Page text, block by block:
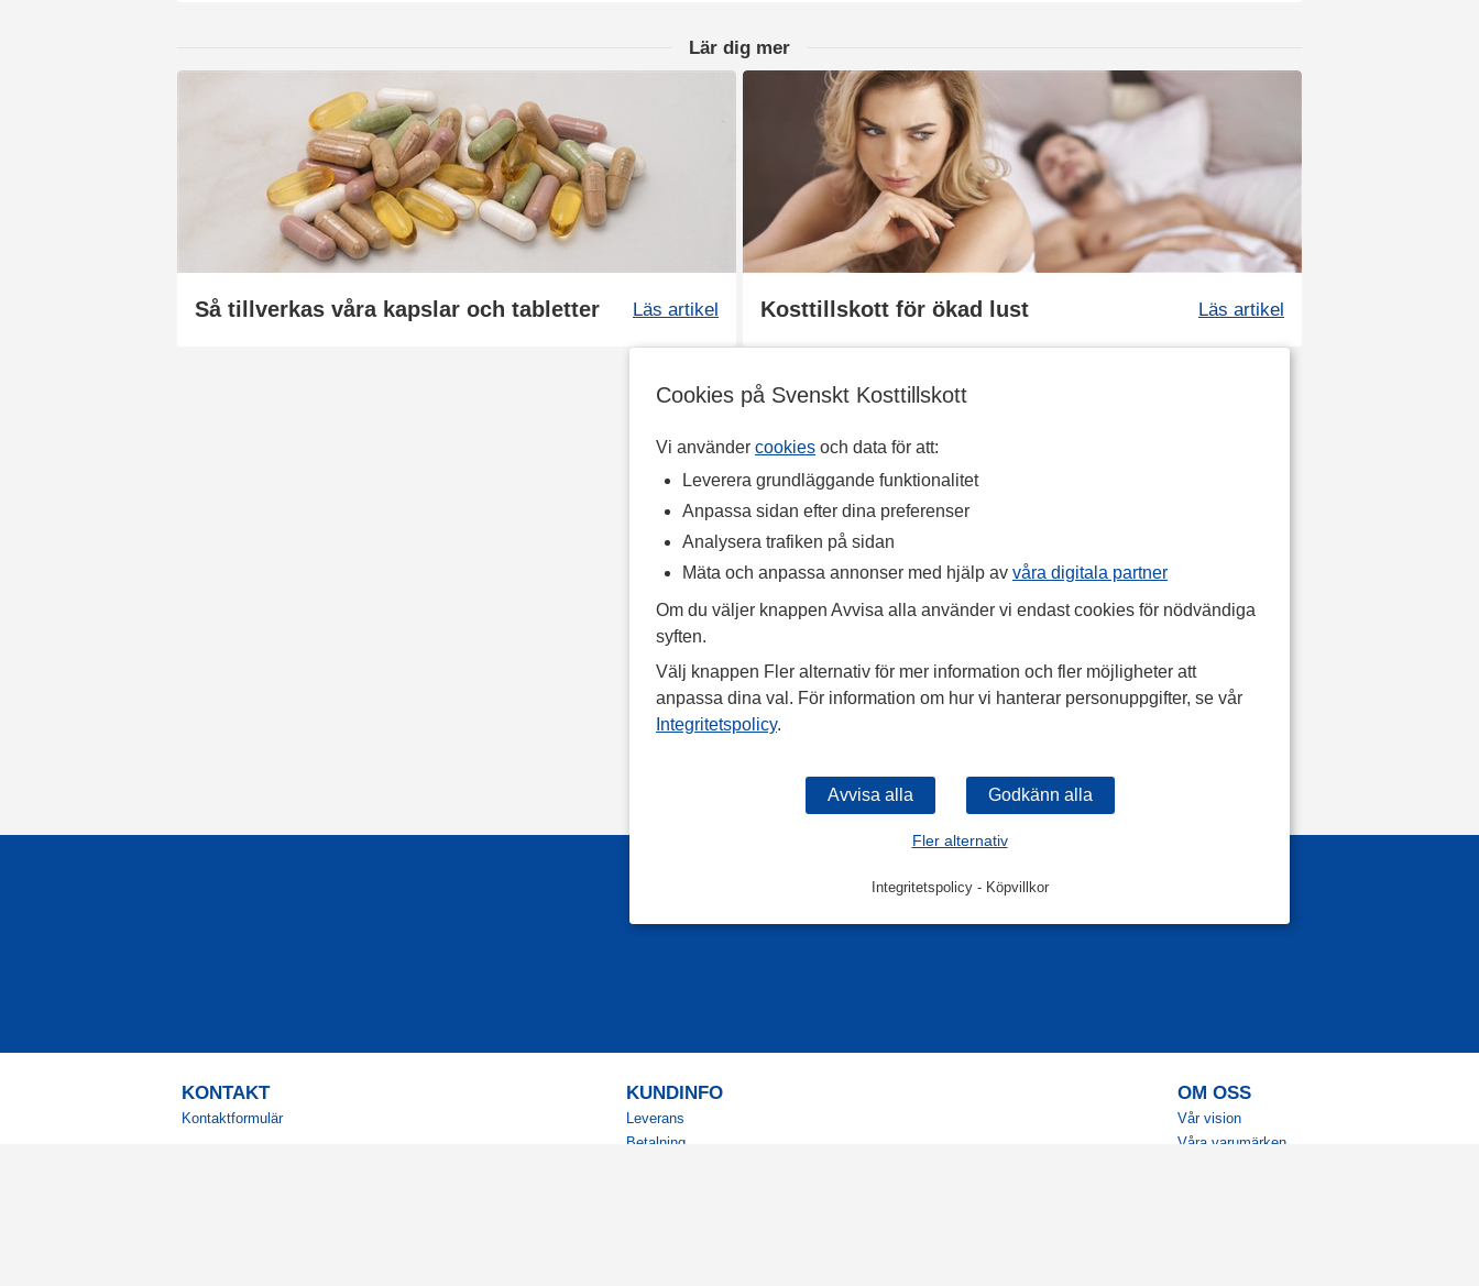
Cookies på Svenskt Kosttillskott
Vi använder cookies och data för att:
Leverera grundläggande funktionalitet
Anpassa sidan efter dina preferenser
Analysera trafiken på sidan
Mäta och anpassa annonser med hjälp av våra digitala partner
Om du väljer knappen Avvisa alla använder vi endast cookies för nödvändiga
syften.
Välj knappen Fler alternativ för mer information och fler möjligheter att
anpassa dina val. För information om hur vi hanterar personuppgifter, se vår
Integritetspolicy.
Fler alternativ
Integritetspolicy- Köpvillkor
Lär dig mer
Så tillverkas våra kapslar och tabletter Läs artikel Kosttillskott för ökad lust Läs artikel
KONTAKT
Kontaktformulär
KUNDINFO
Leverans
Betalning
OM OSS
Vår vision
Våra varumärken